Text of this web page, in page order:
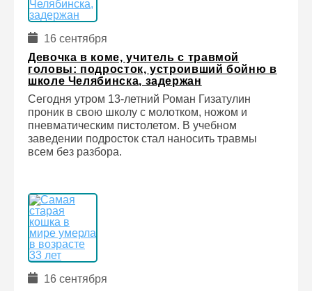
16 сентября
Девочка в коме, учитель с травмой
головы: подросток, устроивший бойню в
школе Челябинска, задержан
Сегодня утром 13-летний Роман Гизатулин
проник в свою школу с молотком, ножом и
пневматическим пистолетом. В учебном
заведении подросток стал наносить травмы
всем без разбора.
16 сентября